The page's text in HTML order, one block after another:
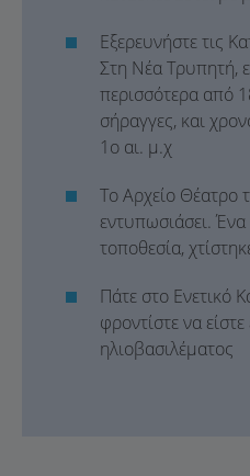
Εξερευνήστε τις
Στη Νέα Τρυπητή,
περισσότερα από
σήραγγες, και
1ο αι. μ.χ
Το Αρχείο Θέατρο
εντυπωσιάσει.
τοποθεσία,
Πάτε στο Ενετικό
φροντίστε να
ηλιοβασιλέματος